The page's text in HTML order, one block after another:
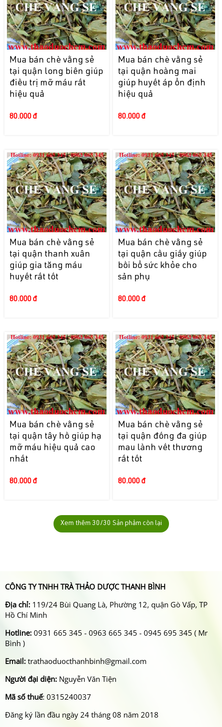
Mua bán chè vằng sẻ
tại quận long biên giúp
điều trị mỡ máu rất
hiệu quả
80.000 đ
Mua bán chè vằng sẻ
tại quận hoàng mai
giúp huyết áp ổn định
hiệu quả
80.000 đ
Mua bán chè vằng sẻ
tại quận thanh xuân
giúp gia tăng máu
huyết rất tốt
80.000 đ
Mua bán chè vằng sẻ
tại quận cầu giấy giúp
bồi bổ sức khỏe cho
sản phụ
80.000 đ
Mua bán chè vằng sẻ
tại quận tây hồ giúp hạ
mỡ máu hiệu quả cao
nhất
80.000 đ
Mua bán chè vằng sẻ
tại quận đống đa giúp
mau lành vết thương
rất tốt
80.000 đ
Xem thêm 30/30 Sản phẩm còn lại
CÔNG TY TNHH TRÀ THẢO DƯỢC THANH BÌNH
Địa chỉ: 119/24 Bùi Quang Là, Phường 12, quận Gò Vấp, TP
Hồ Chí Minh
Hotline: 0931 665 345 - 0963 665 345 - 0945 695 345 ( Mr
Bình )
Email: trathaoduocthanhbinh@gmail.com
Người đại diện: Nguyễn Văn Tiện
Mã số thuế: 0315240037
Đăng ký lần đầu ngày 24 tháng 08 năm 2018